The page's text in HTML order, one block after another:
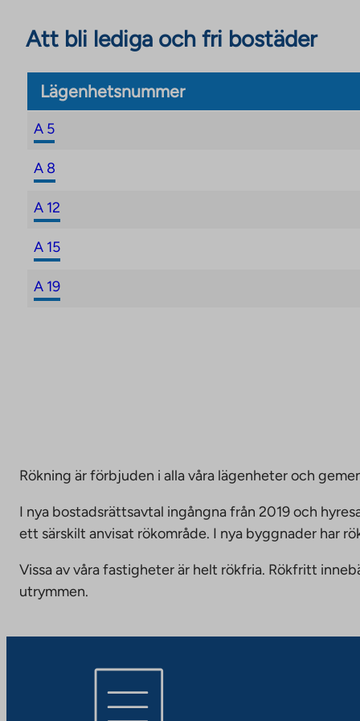
Att bli lediga och fri bostäder
Lägenhetsnummer
A 5
A 8
A 12
A 15
A 19
Rökning är förbjuden i alla våra lägenheter och
I nya bostadsrättsavtal ingångna från 2019 och
ett särskilt anvisat rökområde. I nya byggnader har
Vissa av våra fastigheter är helt rökfria. Rökfritt
utrymmen.